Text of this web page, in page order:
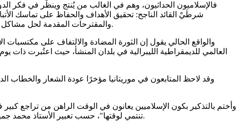
فالإسلاميون الحداثيون، وهم في الغالب من يُنتج وينظّر في فكر
شرطَيْ القائد الناجح: تحقيق الأهداف والحفاظ على تماسك
والمقترحات المقدمة لحل مشاكل الدولة والمجتمع، هذا بالإضافة إلى ما أحدث من تشويش، وإضعاف للثقة، وسهولة في فك الارتباط السياسي، وتراجع في الألق والانتشار.
والواقع الحالي يقول إن الثورة المضادة والالتفاف على مكتسبات
العالمي للديمقراطية الليبرالية في بلدان المنشأ، حيث اعتُبرت
وقد لاحظ المتابعون في موريتانيا مؤخرًا عودة الشعار والخطاب
وأختم بالتذكير بكون الإسلاميين يعانون في الوقت الراهن من تراجع
تنتمي لوقتها"، حسب تعبير الأستاذ محمد جميل منصور. إلا أن هذا التراجع التنظيري يصل حد الأزمة الفكرية فيما يتعلق بإنتاج رؤى الدولة الحديثة عند القيادات المحافِظة بشكل خاص.